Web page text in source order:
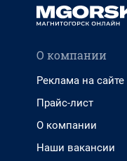
О компании
Реклама на сайте
Прайс-лист
О компании
Наши вакансии